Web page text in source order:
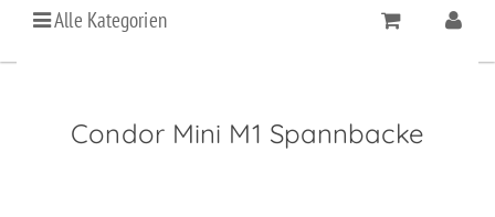
Alle Kategorien
Condor Mini M1 Spannbacke